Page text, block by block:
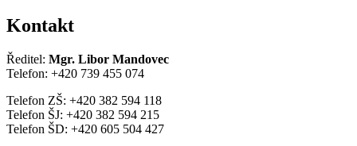
Kontakt
Ředitel: Mgr. Libor Mandovec
Telefon: +420 739 455 074
Telefon ZŠ: +420 382 594 118
Telefon ŠJ: +420 382 594 215
Telefon ŠD: +420 605 504 427